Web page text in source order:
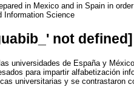
in Mexico and in Spain in
Information Science
not
universidades de España y
para impartir alfabetización
universitarias y se contrastaron